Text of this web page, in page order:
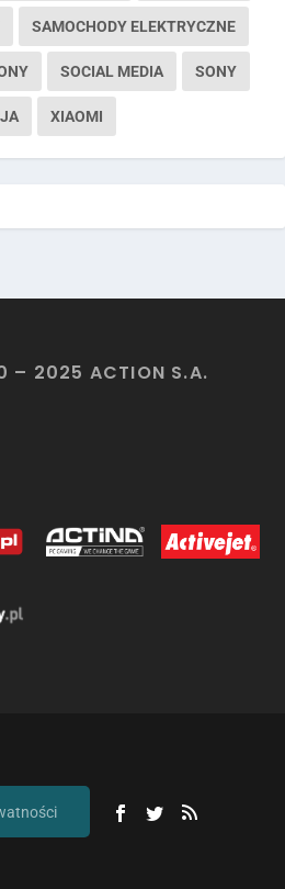
SAMOCHODY ELEKTRYCZNE
SOCIAL MEDIA SONY
XIAOMI
– 2025 ACTION S.A.